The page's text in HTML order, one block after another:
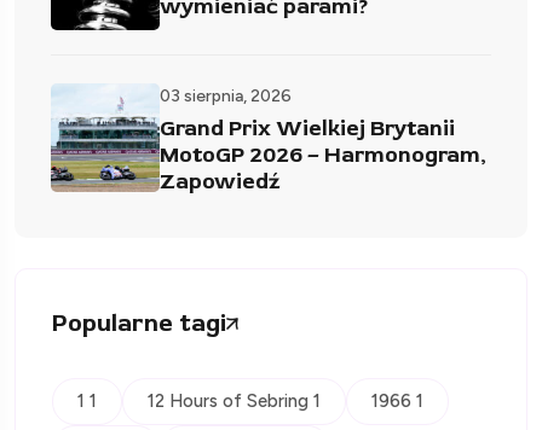
wymieniać parami?
03 sierpnia, 2026
Grand Prix Wielkiej Brytanii
MotoGP 2026 – Harmonogram,
Zapowiedź
Popularne tagi
1 1 12 Hours of Sebring 1 1966 1